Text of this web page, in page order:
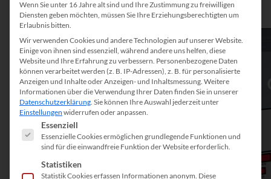
Video-
Player
Wenn Sie unter 16 Jahre alt sind und Ihre Zustimmung zu freiwilligen
Diensten geben möchten, müssen Sie Ihre Erziehungsberechtigten um
Erlaubnis bitten.
Wir verwenden Cookies und andere Technologien auf unserer Website.
Einige von ihnen sind essenziell, während andere uns helfen, diese
Website und Ihre Erfahrung zu verbessern. Personenbezogene Daten
können verarbeitet werden (z. B. IP-Adressen), z. B. für personalisierte
Anzeigen und Inhalte oder Anzeigen- und Inhaltsmessung. Weitere
Informationen über die Verwendung Ihrer Daten finden Sie in unserer
Datenschutzerklärung. Sie können Ihre Auswahl jederzeit unter
Einstellungen widerrufen oder anpassen.
Es folgt eine Liste der Service-Gruppen, für die eine
Essenziell
Essenzielle Cookies ermöglichen grundlegende Funktionen und
sind für die einwandfreie Funktion der Website erforderlich.
Statistiken
Statistik Cookies erfassen Informationen anonym. Diese